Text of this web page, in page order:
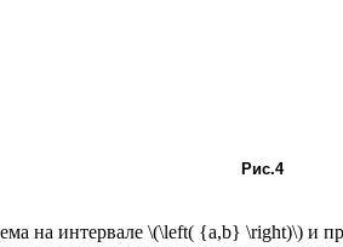
Рис.4
на интервале \(\left( {a,b} \right)\) и